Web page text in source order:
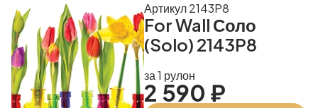
For Wall Соло
(Solo) 2143P8
Артикул 2143P8
за 1 рулон
2 590 ₽